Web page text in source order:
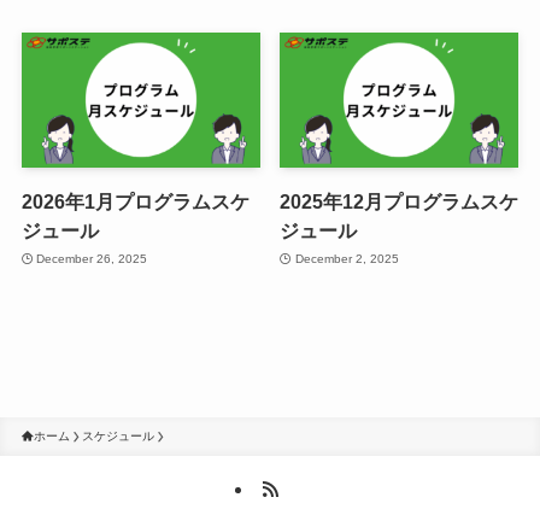
2026年1月プログラムスケ
ジュール
December 26, 2025
2025年12月プログラムスケ
ジュール
December 2, 2025
ホーム スケジュール